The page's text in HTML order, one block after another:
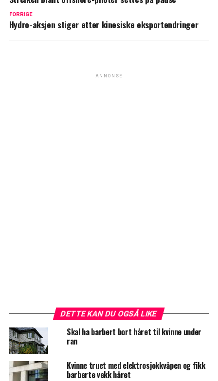
FORRIGE
Hydro-aksjen stiger etter kinesiske eksportendringer
ANNONSE
DETTE KAN DU OGSÅ LIKE
Skal ha barbert bort håret til kvinne under
ran
Kvinne truet med elektrosjokkvåpen og fikk
barberte vekk håret